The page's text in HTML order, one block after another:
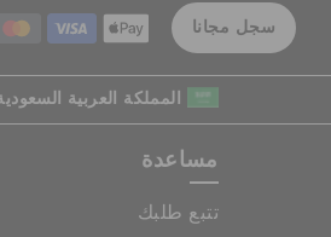
سجل مجانا
المملكة العربية
مساعدة
تتبع طلبك